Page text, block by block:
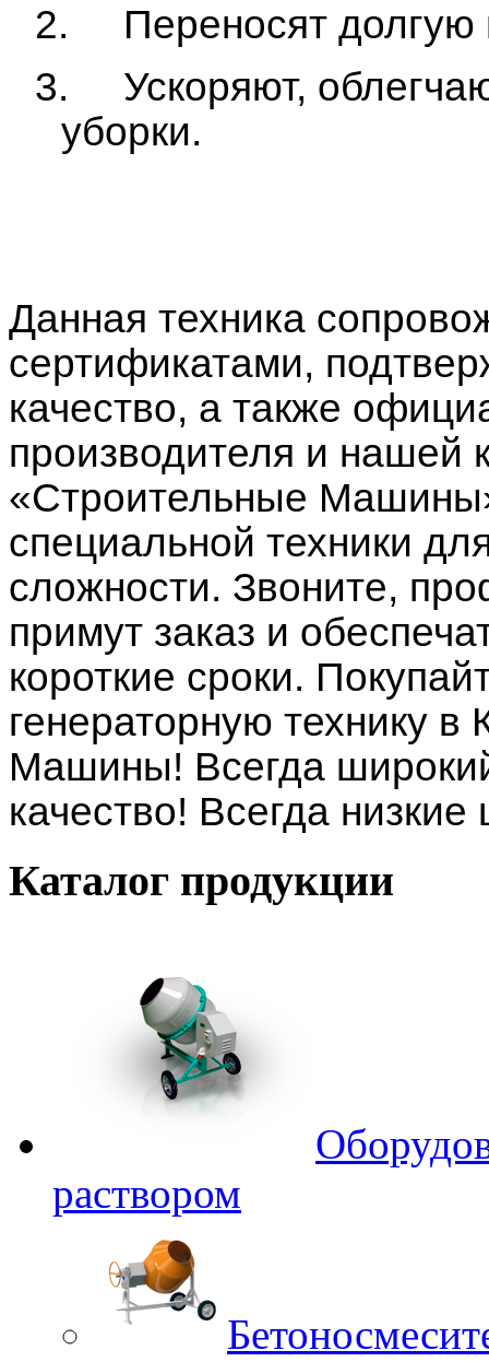
2. Переносят долгую
3. Ускоряют,
уборки.
Данная техника
сертификатами,
качество, а также
производителя и нашей
«Строительные
специальной техники
сложности. Звоните,
примут заказ и
короткие сроки.
генераторную технику
Машины! Всегда
качество! Всегда
Каталог продукции
раствором